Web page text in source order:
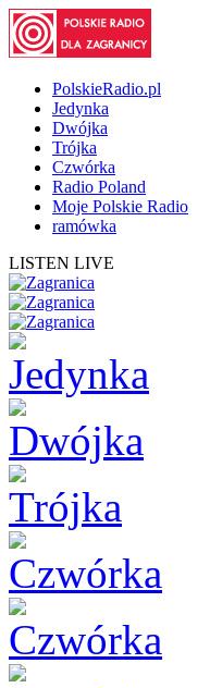
PolskieRadio.pl
Jedynka
Dwójka
Trójka
Czwórka
Radio Poland
Moje Polskie Radio
ramówka
LISTEN LIVE